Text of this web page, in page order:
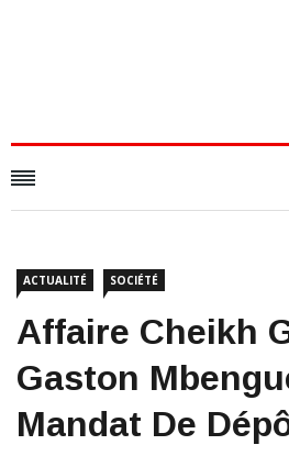
ACTUALITÉ SOCIÉTÉ
​Affaire Cheikh
Gaston
Mandat De